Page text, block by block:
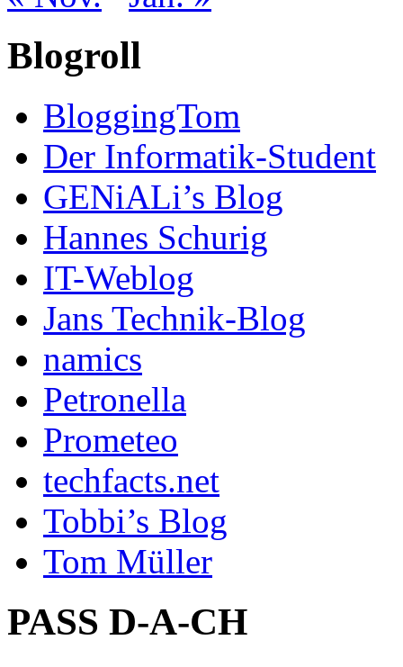
Blogroll
BloggingTom
Der Informatik-Student
GENiALi’s Blog
Hannes Schurig
IT-Weblog
Jans Technik-Blog
namics
Petronella
Prometeo
techfacts.net
Tobbi’s Blog
Tom Müller
PASS D-A-CH